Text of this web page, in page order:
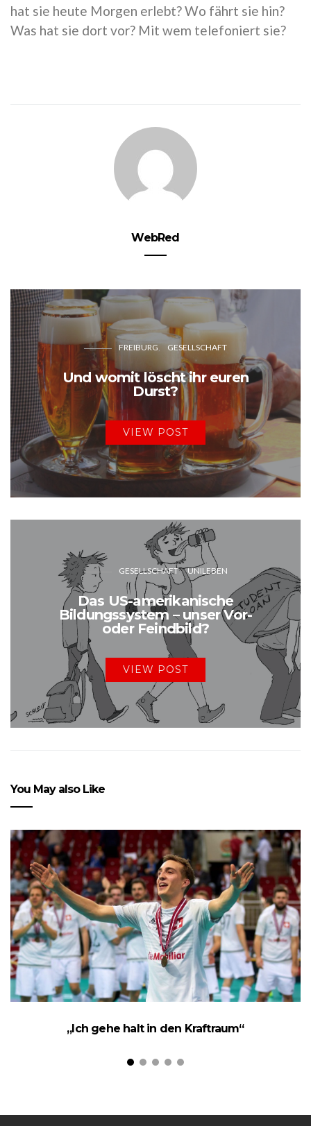
hat sie heute Morgen erlebt? Wo fährt sie hin?
Was hat sie dort vor? Mit wem telefoniert sie?
WebRed
FREIBURG GESELLSCHAFT
Und womit löscht ihr euren
Durst?
VIEW POST
GESELLSCHAFT UNILEBEN
Das US-amerikanische
Bildungssystem – unser Vor-
oder Feindbild?
VIEW POST
You May also Like
„Ich gehe halt in den Kraftraum“